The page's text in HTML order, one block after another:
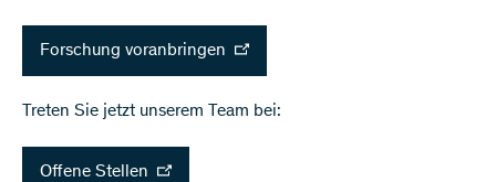
Forschung voranbringen
Treten Sie jetzt unserem Team bei:
Offene Stellen